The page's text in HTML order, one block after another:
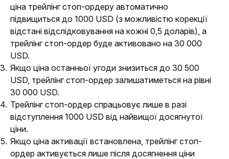
ціна трейлінг стоп-ордеру автоматично
підвищиться до 1000 USD (з можливістю корекції
відстані відслідковування на кожні 0,5 доларів), а
трейлінг стоп-ордер буде активовано на 30 000
USD.
Якщо ціна останньої угоди знизиться до 30 500
USD, трейлінг стоп-ордер залишатиметься на рівні
30 000 USD.
Трейлінг стоп-ордер спрацьовує лише в разі
відступлення 1000 USD від найвищої досягнутої
ціни.
Якщо ціна активації встановлена, трейлінг стоп-
ордер активується лише після досягнення ціни